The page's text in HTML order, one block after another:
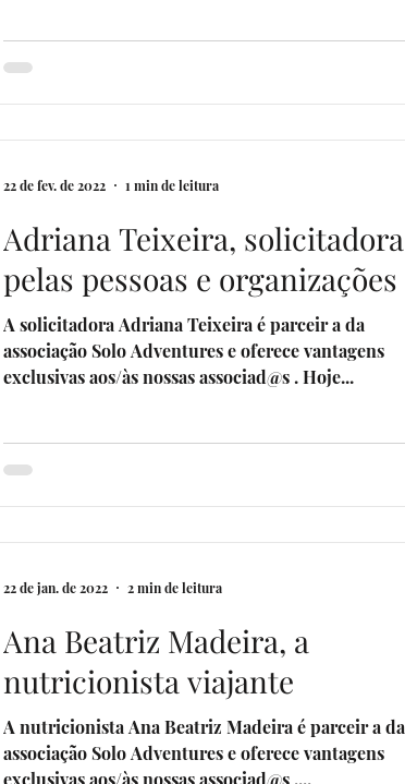
Adriana Teixeira, solicitadora
pelas pessoas e organizações
A solicitadora Adriana Teixeira é parceir a da
associação Solo Adventures e oferece vantagens
exclusivas aos/às nossas associad@s . Hoje...
22 de fev. de 2022 1 min de leitura
Ana Beatriz Madeira, a
nutricionista viajante
A nutricionista Ana Beatriz Madeira é parceir a da
associação Solo Adventures e oferece vantagens
22 de jan. de 2022 2 min de leitura